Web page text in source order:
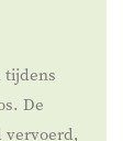
tijdens
De
vervoerd,